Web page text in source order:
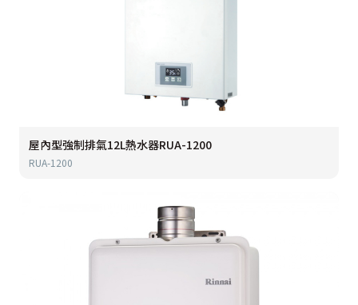
屋內型強制排氣12L熱水器RUA-1200
RUA-1200